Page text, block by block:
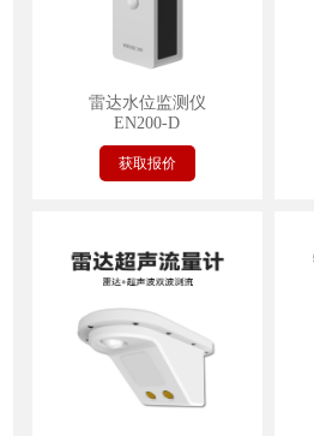
雷达水位监测仪
EN200-D
获取报价